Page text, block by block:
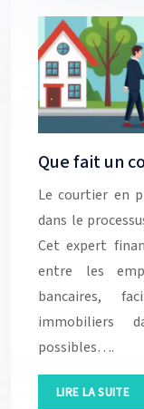
Que fait un
Le courtier en
dans le
Cet expert
entre les
bancaires,
immobiliers
possibles….
LIRE LA SUITE